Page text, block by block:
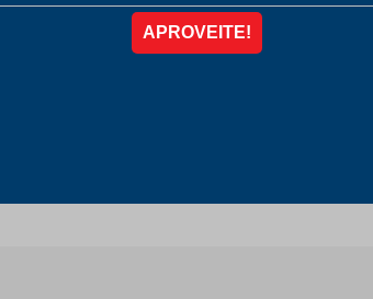
deR$ 548,00
porR$ 449,56